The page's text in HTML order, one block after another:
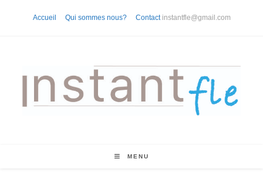
Accueil Qui sommes nous? Contact instantfle@gmail.com
MENU